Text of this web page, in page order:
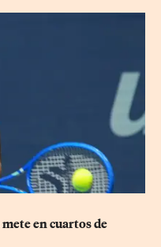
en cuartos de